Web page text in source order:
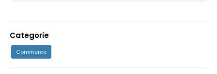
Categorie
Commerce